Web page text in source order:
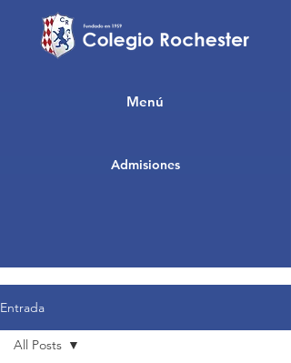
Admisiones
Menú
Entrada
All Posts